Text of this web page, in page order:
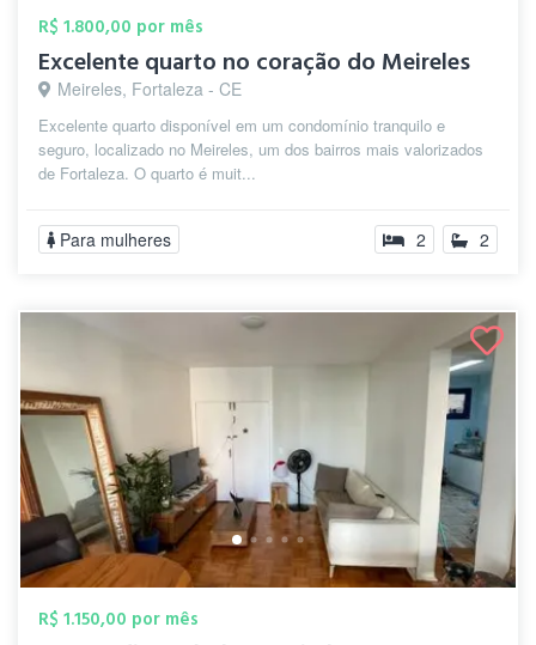
R$ 1.800,00 por mês
Excelente quarto no coração do Meireles
Meireles, Fortaleza - CE
Excelente quarto disponível em um condomínio tranquilo e
seguro, localizado no Meireles, um dos bairros mais valorizados
de Fortaleza. O quarto é muit...
Para mulheres 2 2
R$ 1.150,00 por mês